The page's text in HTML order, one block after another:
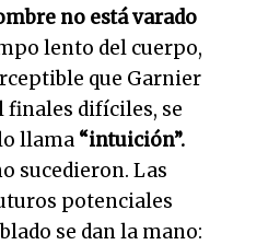
no está varado
lento del cuerpo,
que Garnier
finales difíciles, se
llama “intuición”.
sucedieron. Las
potenciales
se dan la mano: